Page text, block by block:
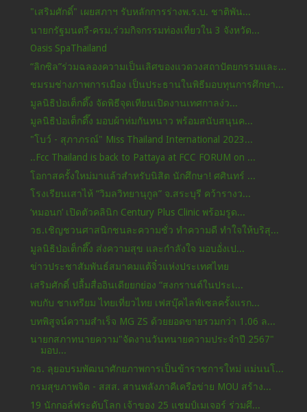
"เสริมศักดิ์" เผยสภาฯ รับหลักการร่างพ.ร.บ. ชาติพัน...
นายกรัฐมนตรี-ครม.ร่วมกิจกรรมท่องเที่ยวใน 3 จังหวัด...
Oasis SpaThailand
“ลิกซิล”ร่วมฉลองความเป็นเลิศของแวดวงสถาปัตยกรรมและ...
ชมรมช่างภาพการเมือง เป็นประธานในพิธีมอบทุนการศึกษา...
มูลนิธิป่อเต็กตึ๊ง จัดพิธีจุดเทียนเปิดงานเทศกาลง่ว...
มูลนิธิป่อเต็กตึ๊ง มอบผ้าห่มกันหนาว พร้อมสนับสนุนค...
"โบว์ - สุภาภรณ์" Miss Thailand International 2023...
..Fcc Thailand is back to Pattaya at FCC FORUM on ...
โอกาสครั้งใหม่มาแล้วสำหรับนิสิต นักศึกษา! ศศินทร์ ...
โรงเรียนเสาไห้ “วิมลวิทยานุกูล” จ.สระบุรี คว้ารางว...
‘หมอนก’ เปิดตัวคลินิก Century Plus Clinic พร้อมรูด...
วธ.เชิญชวนศาสนิกชนละความชั่ว ทำความดี ทำใจให้บริสุ...
มูลนิธิป่อเต็กตึ๊ง ส่งความสุข และกำลังใจ มอบอั่งเป...
ข่าวประชาสัมพันธ์สมาคมแต้จิ๋วแห่งประเทศไทย
เสริมศักดิ์ ปลื้มสื่ออินเดียยกย่อง “สงกรานต์ในประเ...
พบกับ ชาเทรียม ไทยเที่ยวไทย เฟสบุ๊คไลฟ์เซลครั้งแรก...
บทพิสูจน์ความสำเร็จ MG ZS ด้วยยอดขายรวมกว่า 1.06 ล...
นายกสภาทนายความ"จัดงานวันทนายความประจำปี 2567"
มอบ...
วธ. ลุยอบรมพัฒนาศักยภาพการเป็นข้าราชการใหม่ แม่นนโ...
กรมสุขภาพจิต - สสส. สานพลังภาคีเครือข่าย MOU สร้าง...
19 นักกอล์ฟระดับโลก เจ้าของ 25 แชมป์เมเจอร์ ร่วมศึ...